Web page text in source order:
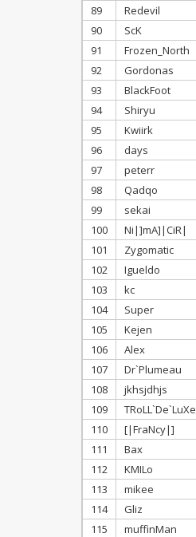
89
Redevil
90
ScK
91
Frozen_North
92
Gordonas
93
BlackFoot
94
Shiryu
95
Kwiirk
96
days
97
peterr
98
Qadqo
99
sekai
100
Ni|]mA]|CiR|
101
Zygomatic
102
Igueldo
103
kc
104
Super
105
Kejen
106
Alex
107
Dr`Plumeau
108
jkhsjdhjs
109
TRoLL`De`LuXe
110
[|FraNcy|]
111
Bax
112
KMILo
113
mikee
114
Gliz
115
muffinMan